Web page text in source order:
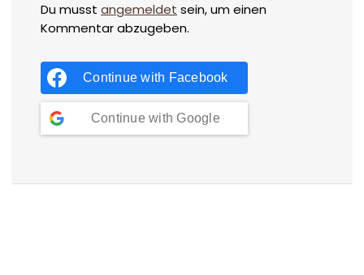
Du musst angemeldet sein, um einen
Kommentar abzugeben.
Continue with Facebook
Continue with Google